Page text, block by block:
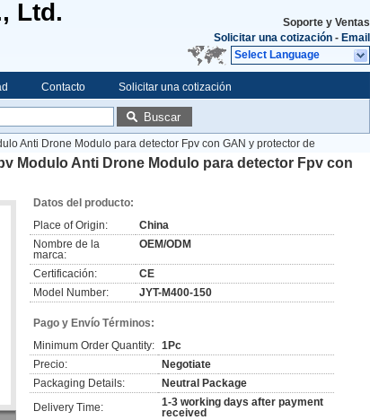
Ltd.
Soporte y Ventas
Solicitar una cotización - Email
Select Language
Contacto Solicitar una cotización
Buscar
Anti Drone Modulo para detector Fpv con GAN y protector de
Modulo Anti Drone Modulo para detector Fpv con
Datos del producto:
Place of Origin:
China
Nombre de la
marca:
OEM/ODM
Certificación:
CE
Model Number:
JYT-M400-150
Pago y Envío Términos:
Minimum Order Quantity: 1Pc
Precio:
Negotiate
Packaging Details:
Neutral Package
Delivery Time:
1-3 working days after payment
received